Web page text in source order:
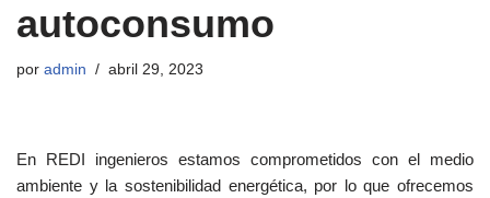
autoconsumo
por admin abril 29, 2023
En REDI ingenieros estamos comprometidos con el medio
ambiente y la sostenibilidad energética, por lo que ofrecemos